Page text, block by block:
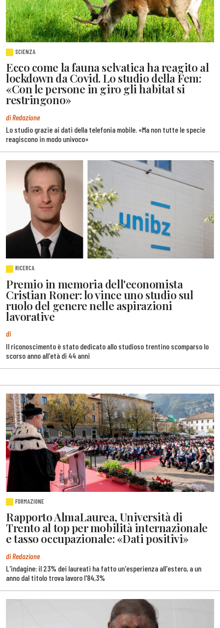
SCIENZA
Ecco come la fauna selvatica ha reagito al
lockdown da Covid. Lo studio della Fem:
«Con le persone in giro gli habitat si
restringono»
di Redazione
Lo studio grazie ai dati della telefonia mobile. «Ma non tutte le specie
reagiscono in modo univoco»
RICERCA
Premio in memoria dell'economista
Cristian Roner: lo vince uno studio sul
ruolo del genere nelle aspirazioni
lavorative
di
Il riconoscimento è stato dedicato allo studioso trentino scomparso lo
scorso anno all'età di 44 anni
FORMAZIONE
Rapporto AlmaLaurea, Università di
Trento al top per mobilità internazionale
e tasso occupazionale: «Dati positivi»
di Redazione
L'indagine: il 23% dei laureati ha fatto un'esperienza all'estero, a un
anno dal titolo trova lavoro l'84,3%